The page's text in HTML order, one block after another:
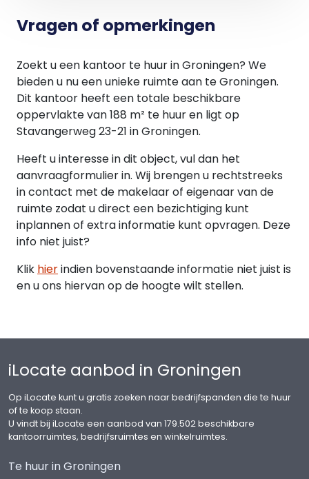
Vragen of opmerkingen
Zoekt u een kantoor te huur in Groningen? We
bieden u nu een unieke ruimte aan te Groningen.
Dit kantoor heeft een totale beschikbare
oppervlakte van 188 m² te huur en ligt op
Stavangerweg 23-21 in Groningen.
Heeft u interesse in dit object, vul dan het
aanvraagformulier in. Wij brengen u rechtstreeks
in contact met de makelaar of eigenaar van de
ruimte zodat u direct een bezichtiging kunt
inplannen of extra informatie kunt opvragen. Deze
info niet juist?
Klik hierindien bovenstaande informatie niet juist is
en u ons hiervan op de hoogte wilt stellen.
iLocate aanbod in Groningen
Op iLocate kunt u gratis zoeken naar bedrijfspanden die te huur
of te koop staan.
U vindt bij iLocate een aanbod van 179.502 beschikbare
kantoorruimtes, bedrijfsruimtes en winkelruimtes.
Te huur in Groningen